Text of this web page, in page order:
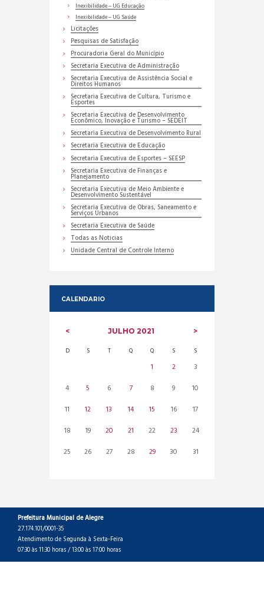
Inexibilidade – UG Educação
Inexibilidade – UG Saúde
Licitações
Pesquisas de Satisfação
Procuradoria Geral do Município
Secretaria Executiva de Administração
Secretaria Executiva de Assistência Social e
Direitos Humanos
Secretaria Executiva de Cultura, Turismo e
Esportes
Secretaria Executiva de Desenvolvimento
Econômico, Inovação e Turismo – SEDEIT
Secretaria Executiva de Desenvolvimento Rural
Secretaria Executiva de Educação
Secretaria Executiva de Esportes – SEESP
Secretaria Executiva de Finanças e
Planejamento
Secretaria Executiva de Meio Ambiente e
Desenvolvimento Sustentável
Secretaria Executiva de Obras, Saneamento e
Serviços Urbanos
Secretaria Executiva de Saúde
Todas as Noticias
Unidade Central de Controle Interno
CALENDARIO
JULHO2021
D S T Q Q S S
1 2
3
4
5 6 7 8 9
10
11
12 13 14 15 16
17
18
19 20 21 22 23
24
25
26 27 28 29 30 31
Prefeitura Municipal de Alegre
27.174.101/0001-35
Atendimento de Segunda à Sexta-Feira
07:30 às 11:30 horas / 13:00 às 17:00 horas